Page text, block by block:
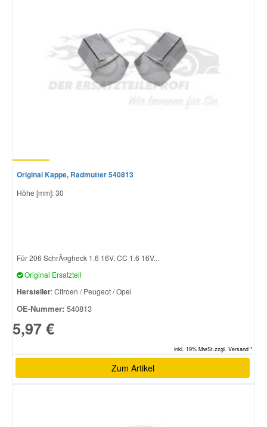
Original Kappe, Radmutter 540813
Höhe [mm]: 30
Für 206 SchrÃ¤gheck 1.6 16V, CC 1.6 16V...
Original Ersatzteil
Hersteller: Citroen / Peugeot / Opel
OE-Nummer: 540813
5,97 €
inkl. 19% MwSt.zzgl. Versand *
Zum Artikel
Mitsubishi Ersatzteile
Nissan Ersatzteile
Skoda Ersatzteile
Toyota Ersatzteile
Vauxhall Ersatzteile